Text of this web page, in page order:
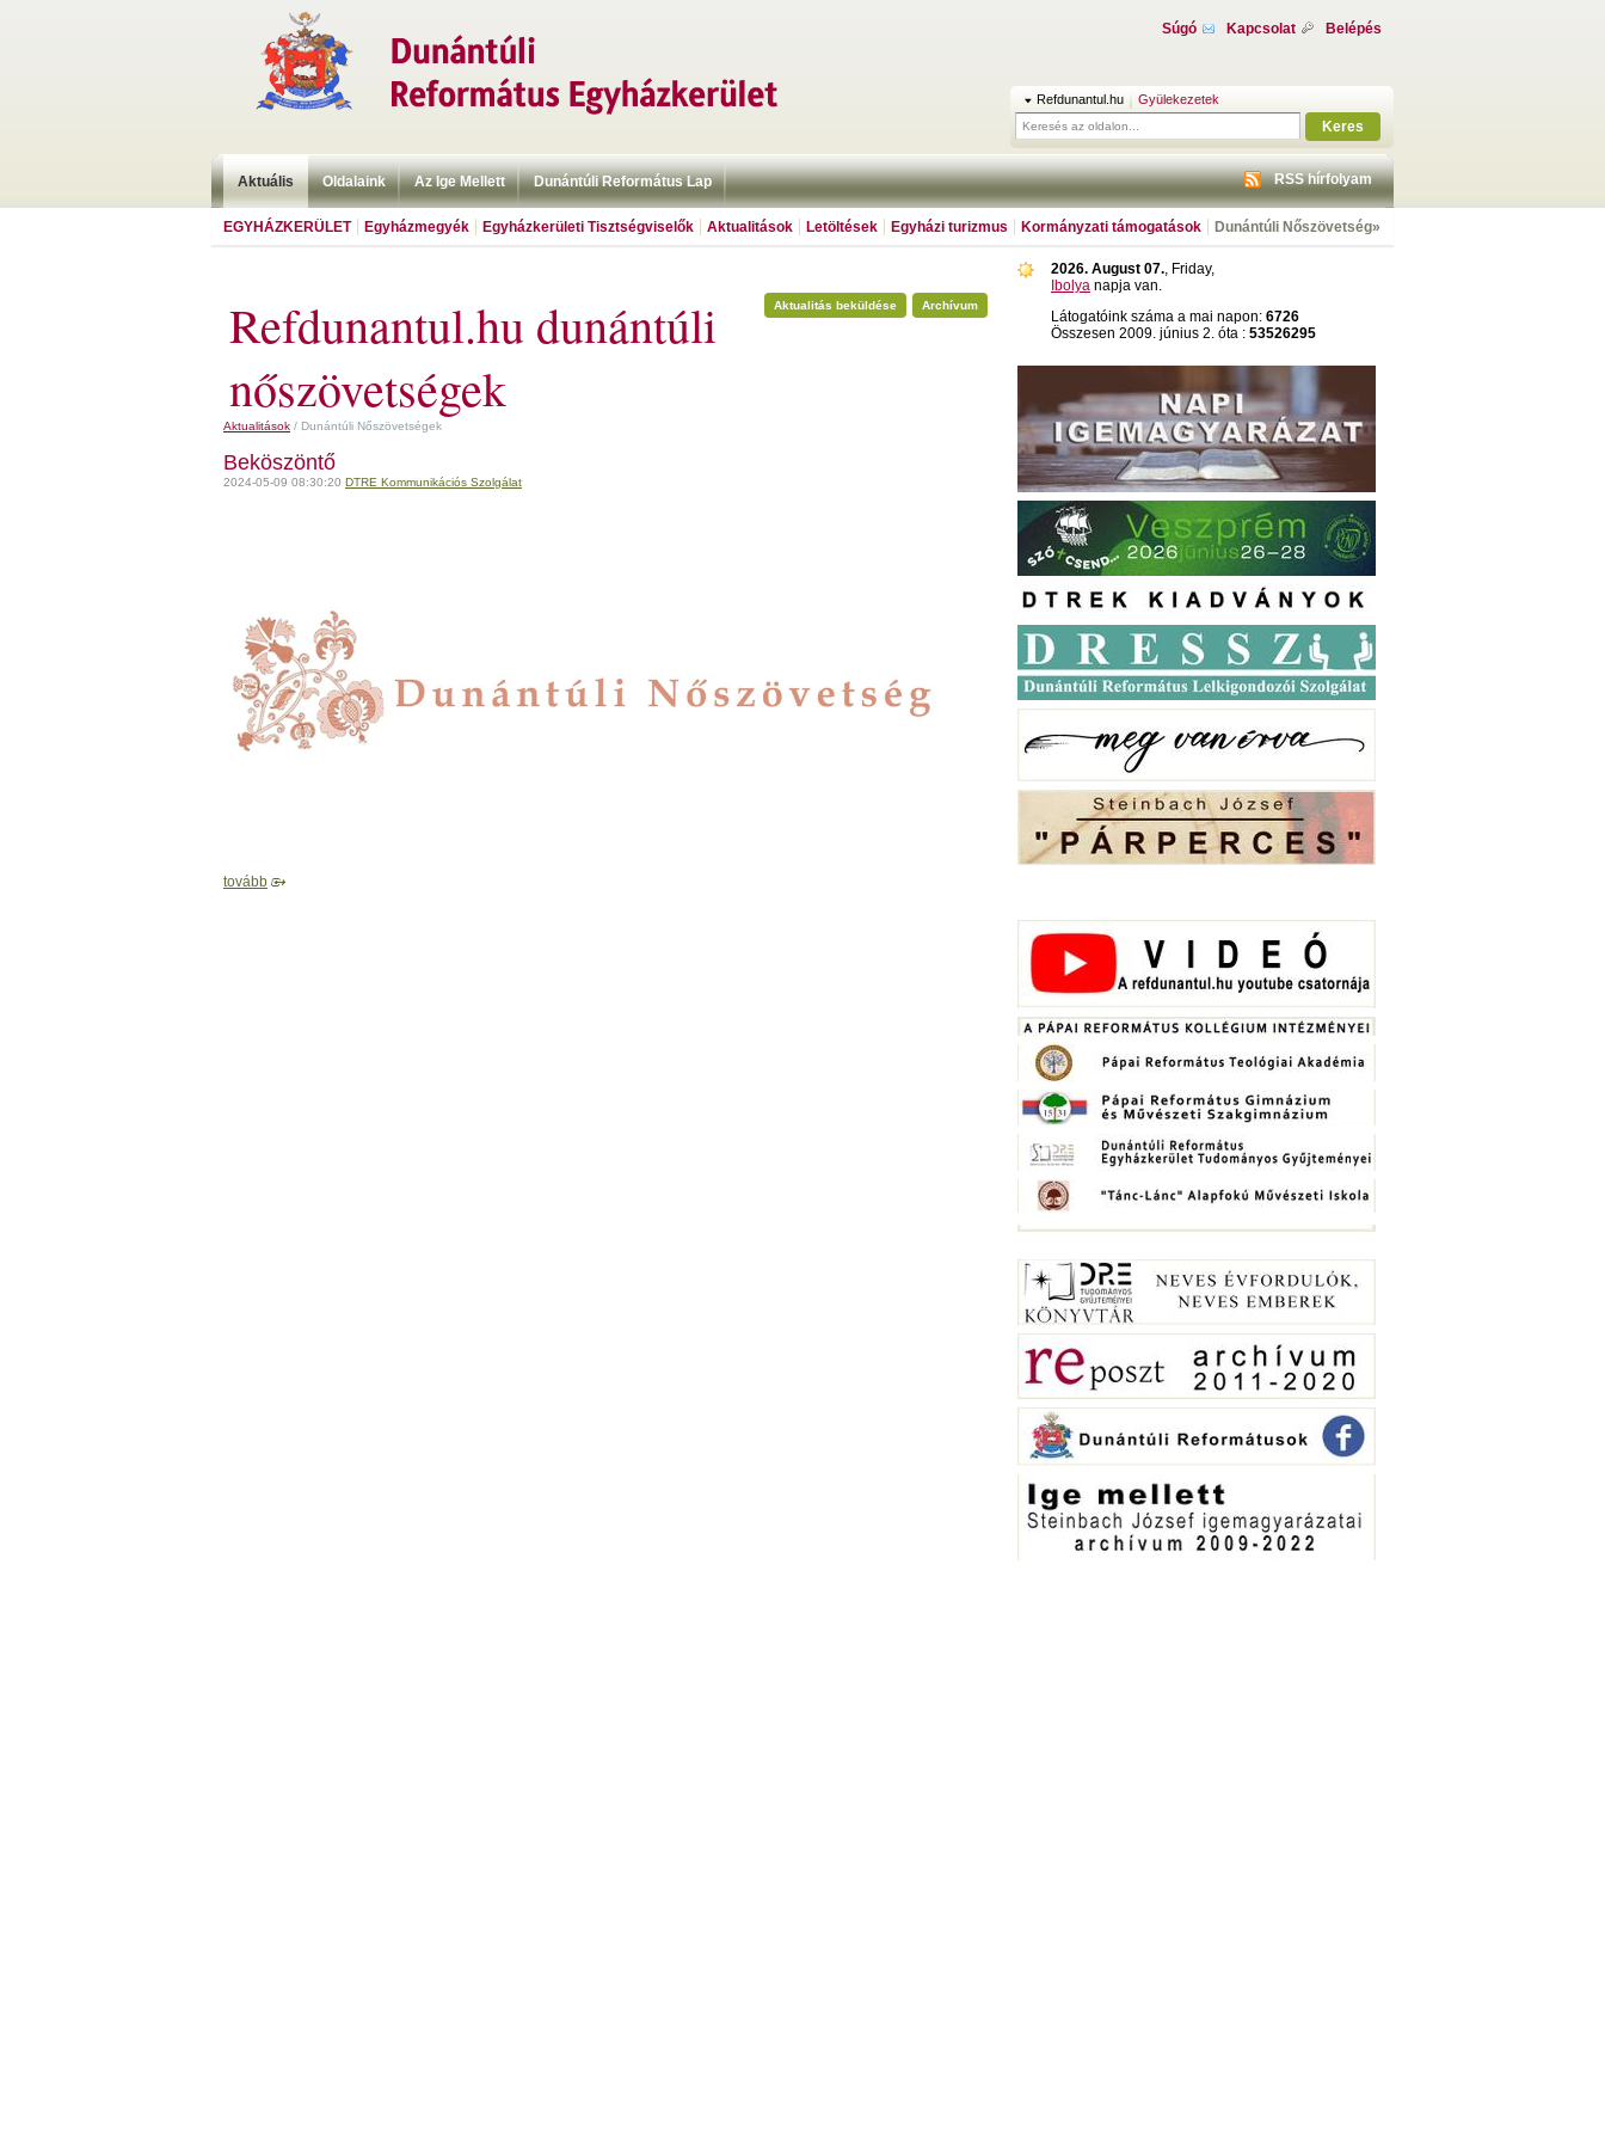
Súgó Kapcsolat Belépés
Refdunantul.hu Gyülekezetek
Keres
Aktuális Oldalaink Az Ige Mellett Dunántúli Református Lap RSS hírfolyam
EGYHÁZKERÜLET Egyházmegyék Egyházkerületi Tisztségviselők Aktualitások Letöltések Egyházi turizmus Kormányzati támogatások Dunántúli Nőszövetség»
Aktualitás beküldése Archívum
Refdunantul.hu dunántúli
nőszövetségek
Aktualitások / Dunántúli Nőszövetségek
Beköszöntő
2024-05-09 08:30:20 DTRE Kommunikációs Szolgálat
tovább
2026. August 07., Friday,
Ibolya napja van.
Látogatóink száma a mai napon: 6726
Összesen 2009. június 2. óta : 53526295